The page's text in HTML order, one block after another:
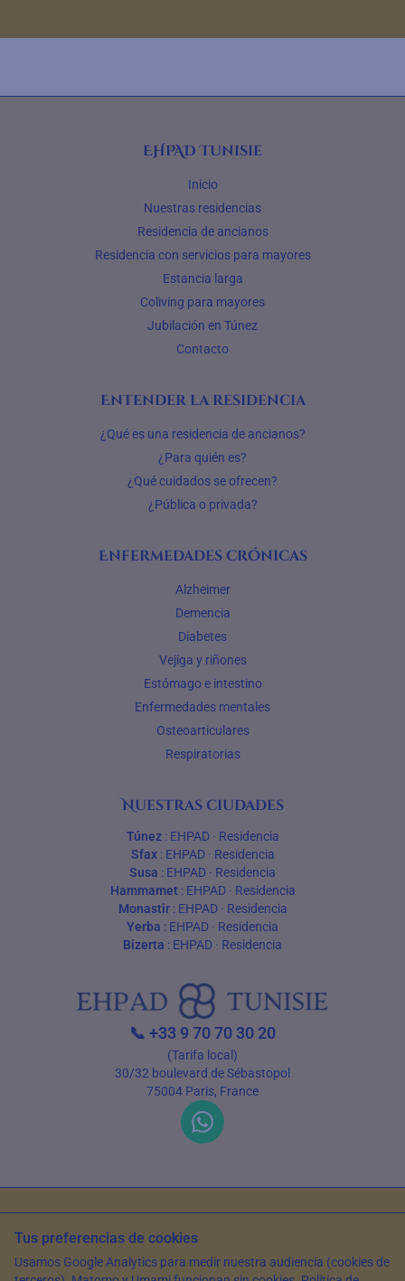
EHPAD Tunisie
Inicio
Nuestras residencias
Residencia de ancianos
Residencia con servicios para mayores
Estancia larga
Coliving para mayores
Jubilación en Túnez
Contacto
Entender la residencia
¿Qué es una residencia de ancianos?
¿Para quién es?
¿Qué cuidados se ofrecen?
¿Pública o privada?
Enfermedades crónicas
Alzheimer
Demencia
Diabetes
Vejiga y riñones
Estómago e intestino
Enfermedades mentales
Osteoarticulares
Respiratorias
Nuestras ciudades
Túnez: EHPAD· Residencia
Sfax: EHPAD· Residencia
Susa : EHPAD · Residencia
Hammamet: EHPAD· Residencia
Monastir: EHPAD· Residencia
Yerba : EHPAD · Residencia
Bizerta : EHPAD · Residencia
📞 +33 9 70 70 30 20
(Tarifa local)
30/32 boulevard de Sébastopol
75004 Paris, France
© 2026 EHPAD Tunisie — Todos los derechos reservados
Artículo escrito por Farès Bouslama, Presidente de SILVER RESORTS—
Tus preferencias de cookies
Usamos Google Analytics para medir nuestra audiencia (cookies de